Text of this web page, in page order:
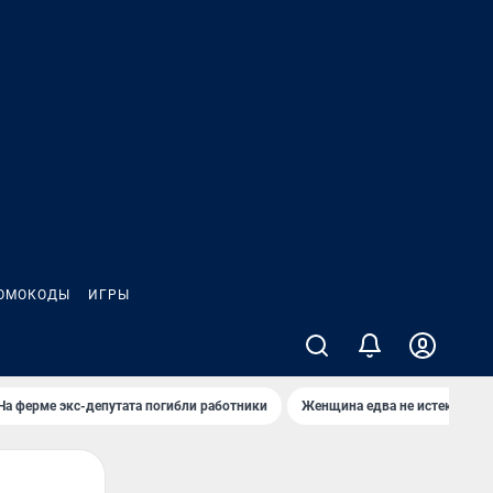
ИГРЫ
ферме экс-депутата погибли работники Женщина едва не истекла